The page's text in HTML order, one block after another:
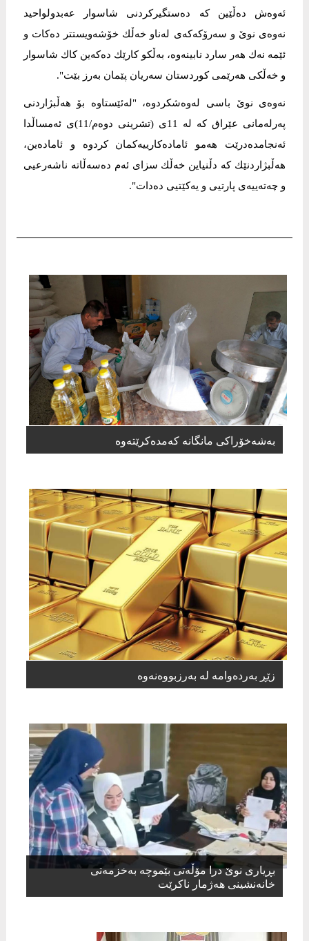
ئه‌وه‌ش ده‌ڵێین كه‌ ده‌ستگیركردنی شاسوار عه‌بدولواحید
نه‌وه‌ی نوێ و سه‌رۆكه‌كه‌ی له‌ناو خه‌ڵك خۆشه‌ویستتر ده‌كات و
ئێمه‌ نه‌ك هه‌ر سارد نابینه‌وه‌، به‌ڵكو كارێك ده‌كه‌ین كاك شاسوار
و خه‌ڵكی هه‌رێمی كوردستان سه‌ریان پێمان به‌رز بێت".
نه‌وه‌ی نوێ باسی له‌وه‌شكردوه‌، "له‌ئێستاوه‌ بۆ هه‌ڵبژاردنی
په‌رله‌مانی عێراق كه‌ له‌ 11ی (تشرینی دوه‌م/11)ی ئه‌مساڵدا
ئه‌نجامده‌درێت هه‌مو ئاماده‌كارییه‌كمان كردوه‌ و ئاماده‌ین،
هه‌ڵبژاردنێك كه‌ دڵنیاین خه‌ڵك سزای ئه‌م ده‌سه‌ڵاته‌ ناشه‌رعیی
و چه‌ته‌ییه‌ی پارتیی و یه‌كێتیی ده‌دات".
بەشەخۆراكی مانگانە كەمدەكرێتەوە
زێڕ بەردەوامە لە بەرزبووەنەوە
بڕیاری نوێ درا مۆڵەتی بێموچە بەخزمەتی
خانەنشینی هەژمار ناکرێت